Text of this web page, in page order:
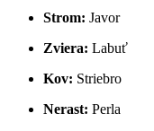
Strom: Javor
Zviera: Labuť
Kov: Striebro
Nerast: Perla